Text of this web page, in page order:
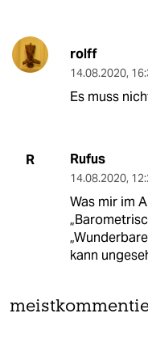
rolff
14.08.2020,
Es muss
R Rufus
14.08.2020,
Was mir im
kann